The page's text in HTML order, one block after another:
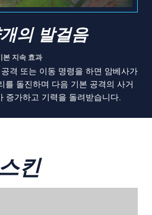
의 발걸음
본 지속 효과
격 또는 이동 명령을 하면 암베사가
를 돌진하며 다음 기본 공격의 사거
증가하고 기력을 돌려받습니다.
킨